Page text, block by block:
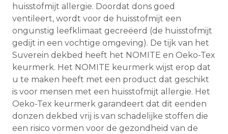
huisstofmijt allergie. Doordat dons goed
ventileert, wordt voor de huisstofmijt een
ongunstig leefklimaat gecreëerd (de huisstofmijt
gedijt in een vochtige omgeving). De tijk van het
Suverein dekbed heeft het NOMITE en Oeko-Tex
keurmerk. Het NOMITE keurmerk wijst erop dat
u te maken heeft met een product dat geschikt
is voor mensen met een huisstofmijt allergie. Het
Oeko-Tex keurmerk garandeert dat dit eenden
donzen dekbed vrij is van schadelijke stoffen die
een risico vormen voor de gezondheid van de